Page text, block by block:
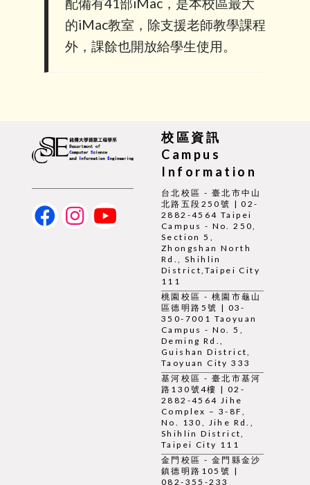
配備有41部iMac，是本校區最大
的iMac教室，除支援老師教學課程
外，課餘也開放給學生使用。
校區資訊
Campus
Information
台北校區 - 臺北市中山
北路五段250號 | 02-
2882-4564 Taipei
Campus - No. 250,
Section 5,
Zhongshan North
Rd., Shihlin
District,Taipei City
111
桃園校區 - 桃園市龜山
區德明路5號 | 03-
350-7001 Taoyuan
Campus - No. 5,
Deming Rd.,
Guishan District,
Taoyuan City 333
基河校區 - 臺北市基河
路130號4樓 | 02-
2882-4564 Jihe
Complex – 3-8F,
No. 130, Jihe Rd.,
Shihlin District,
Taipei City 111
金門校區 - 金門縣金沙
鎮德明路105號 |
082-355-233